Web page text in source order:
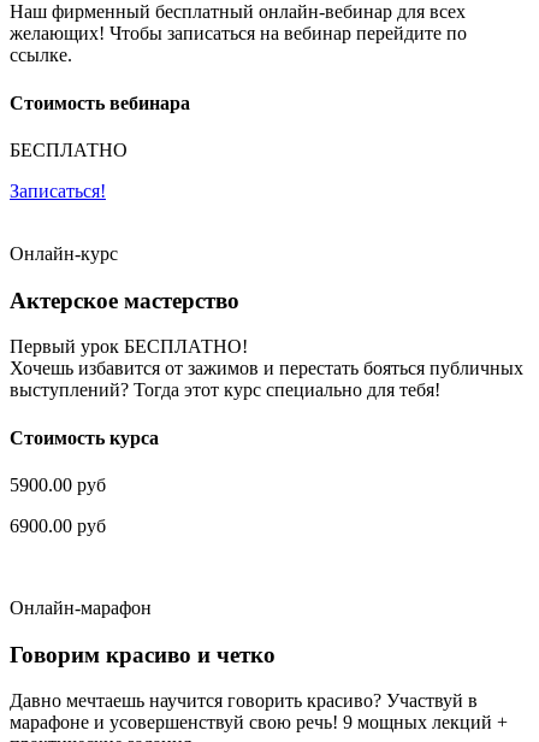
Наш фирменный бесплатный онлайн-вебинар для всех
желающих! Чтобы записаться на вебинар перейдите по
ссылке.
Стоимость вебинара
БЕСПЛАТНО
Записаться!
Онлайн-курс
Актерское мастерство
Первый урок БЕСПЛАТНО!
Хочешь избавится от зажимов и перестать бояться публичных
выступлений? Тогда этот курс специально для тебя!
Стоимость курса
5900.00 руб
6900.00 руб
Онлайн-марафон
Говорим красиво и четко
Давно мечтаешь научится говорить красиво? Участвуй в
марафоне и усовершенствуй свою речь! 9 мощных лекций +